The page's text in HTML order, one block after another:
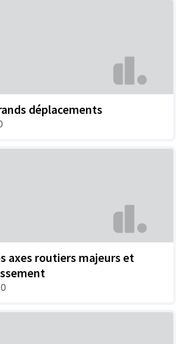
déplacements
axes routiers majeurs et
0